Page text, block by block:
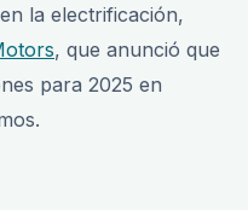
la electrificación,
, que anunció que
para 2025 en